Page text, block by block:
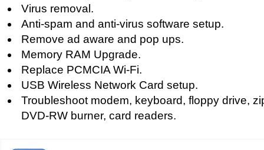
Virus removal.
Anti-spam and anti-virus software setup.
Remove ad aware and pop ups.
Memory RAM Upgrade.
Replace PCMCIA Wi-Fi.
USB Wireless Network Card setup.
Troubleshoot modem, keyboard, floppy drive,
DVD-RW burner, card readers.